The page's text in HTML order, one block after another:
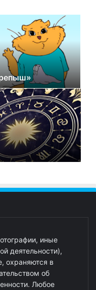
иные
деятельности),
охраняются в
об
Любое